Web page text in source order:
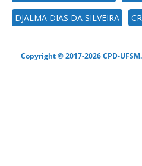
DJALMA DIAS DA SILVEIRA
Copyright © 2017-2026 CPD-